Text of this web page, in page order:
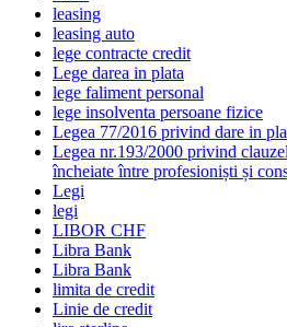
leasing
leasing auto
lege contracte credit
Lege darea in plata
lege faliment personal
lege insolventa persoane fizice
Legea 77/2016 privind dare in
Legea nr.193/2000 privind
încheiate între profesioniști și
Legi
legi
LIBOR CHF
Libra Bank
Libra Bank
limita de credit
Linie de credit